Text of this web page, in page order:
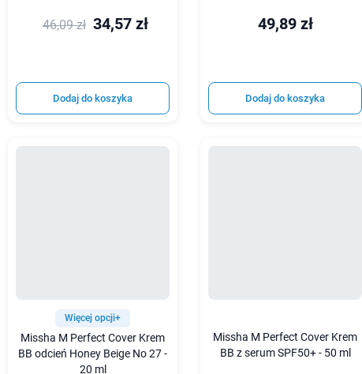
46,09 zł 34,57 zł
Dodaj do koszyka
49,89 zł
Dodaj do koszyka
Więcej opcji+
Missha M Perfect Cover Krem
BB odcień Honey Beige No 27 -
20 ml
Missha M Perfect Cover Krem
BB z serum SPF50+ - 50 ml